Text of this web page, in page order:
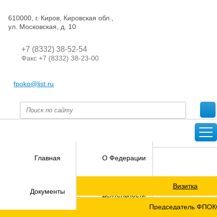
610000, г. Киров, Кировская обл.,
ул. Московская, д. 10
+7 (8332) 38-52-54
Факс +7 (8332) 38-23-00
fpoko@list.ru
Главная О Федерации
Визитка
Председатель
Документы
деятельности